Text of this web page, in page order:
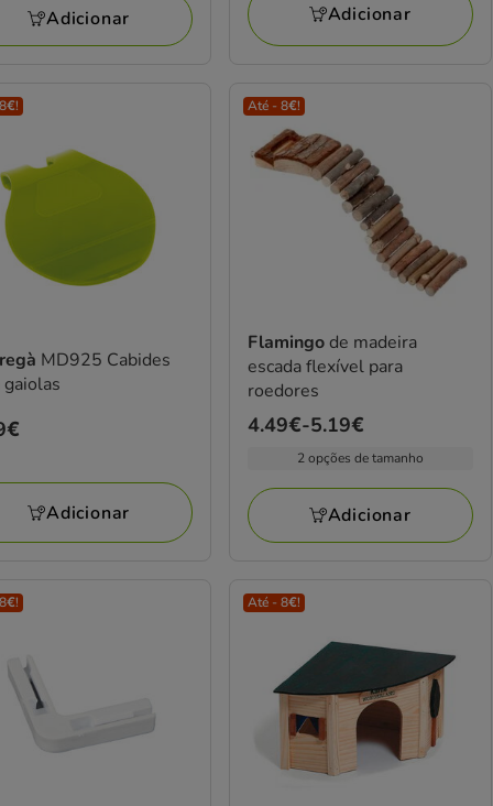
Adicionar Adicionar
MD925 Cabides
gaiolas
Adicionar
Até - 8€!
Flamingode madeira
escada flexível para
roedores
Preço
a
5.19€
4.49€-5.19€
2 opções de tamanho
Adicionar
Até - 8€!